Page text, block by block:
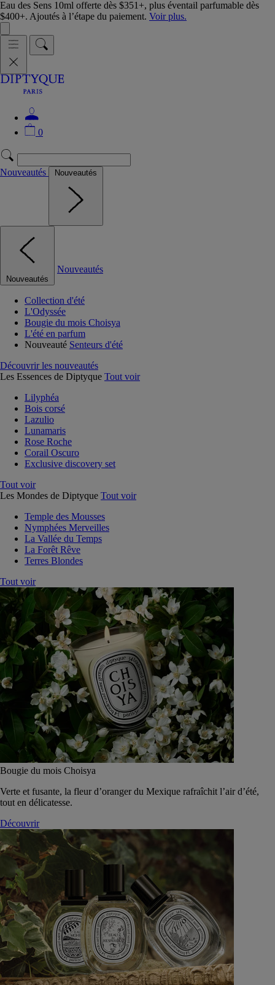
Eau des Sens 10ml offerte dès $351+, plus éventail parfumable dès
$400+. Ajoutés à l’étape du paiement. Voir plus.
0
Nouveautés Nouveautés
Nouveautés
Nouveautés
Collection d'été
L'Odyssée
Bougie du mois Choisya
L'été en parfum
Nouveauté Senteurs d'été
Découvrir les nouveautés
Les Essences de Diptyque Tout voir
Lilyphéa
Bois corsé
Lazulio
Lunamaris
Rose Roche
Corail Oscuro
Exclusive discovery set
Tout voir
Les Mondes de Diptyque Tout voir
Temple des Mousses
Nymphées Merveilles
La Vallée du Temps
La Forêt Rêve
Terres Blondes
Tout voir
Bougie du mois Choisya
Verte et fusante, la fleur d’oranger du Mexique rafraîchit l’air d’été,
tout en délicatesse.
Découvrir